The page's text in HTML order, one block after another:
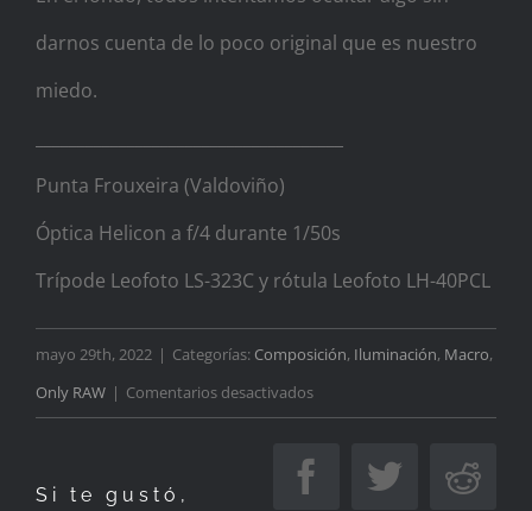
darnos cuenta de lo poco original que es nuestro
miedo.
Punta Frouxeira (Valdoviño)
Óptica Helicon a f/4 durante 1/50s
Trípode Leofoto LS-323C y rótula Leofoto LH-40PCL
mayo 29th, 2022 | Categorías: Composición, Iluminación, Macro,
Only RAW | Comentarios desactivadosen
cerca
Si te gustó,
FacebookTwitter